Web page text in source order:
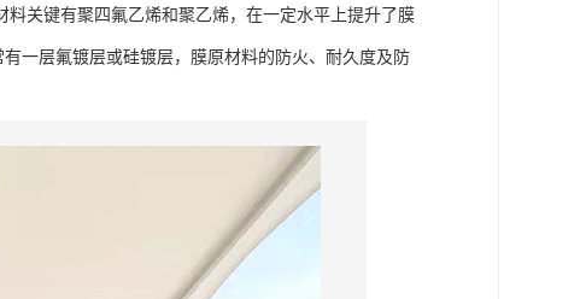
关键有聚四氟乙烯和聚乙烯，在一定水平上提升了膜
一层氟镀层或硅镀层，膜原材料的防火、耐久度及防